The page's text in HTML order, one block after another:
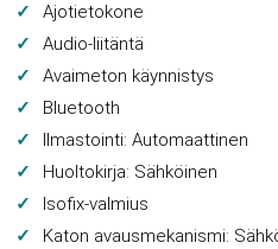
Ajotietokone
Audio-liitäntä
Avaimeton käynnistys
Bluetooth
Ilmastointi: Automaattinen
Huoltokirja: Sähköinen
Isofix-valmius
Katon avausmekanismi: